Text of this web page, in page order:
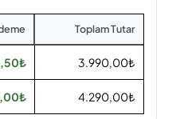
Toplam Tutar
3.990,00₺
4.290,00₺